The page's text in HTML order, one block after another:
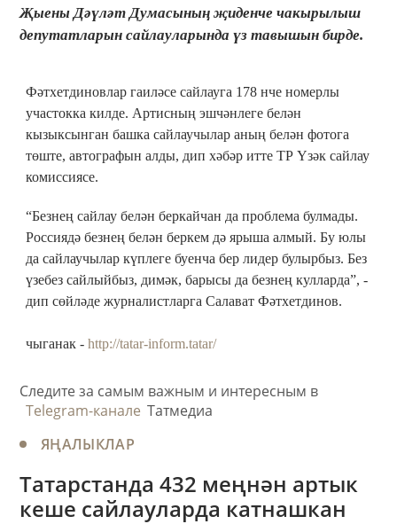
Җыены Дәүләт Думасының җиденче чакырылыш
депутатларын сайлауларында үз тавышын бирде.
Фәтхетдиновлар гаиләсе сайлауга 178 нче номерлы
участокка килде. Артисның эшчәнлеге белән
кызыксынган башка сайлаучылар аның белән фотога
төште, автографын алды, дип хәбәр итте ТР Үзәк сайлау
комиссиясе.
“Безнең сайлау белән беркайчан да проблема булмады.
Россиядә безнең белән беркем дә ярыша алмый. Бу юлы
да сайлаучылар күплеге буенча бер лидер булырбыз. Без
үзебез сайлыйбыз, димәк, барысы да безнең кулларда”, -
дип сөйләде журналистларга Салават Фәтхетдинов.
чыганак - http://tatar-inform.tatar/
Следите за самым важным и интересным в
Telegram-канале Татмедиа
ЯҢАЛЫКЛАР
Татарстанда 432 меңнән артык
кеше сайлауларда катнашкан